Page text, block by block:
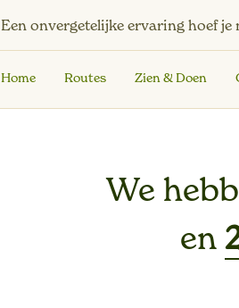
Een onvergetelijke ervaring hoef je
Home Routes Zien & Doen
We
en